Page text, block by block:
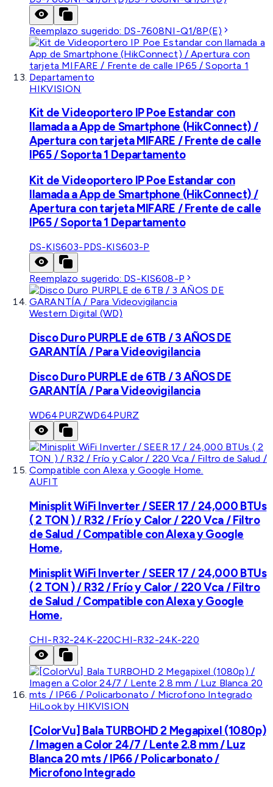
Reemplazo sugerido: DS-7608NI-Q1/8P(E)
HIKVISION
Kit de Videoportero IP Poe Estandar con
llamada a App de Smartphone (HikConnect) /
Apertura con tarjeta MIFARE / Frente de calle
IP65 / Soporta 1 Departamento
Kit de Videoportero IP Poe Estandar con
llamada a App de Smartphone (HikConnect) /
Apertura con tarjeta MIFARE / Frente de calle
IP65 / Soporta 1 Departamento
DS-KIS603-PDS-KIS603-P
Reemplazo sugerido: DS-KIS608-P
Western Digital (WD)
Disco Duro PURPLE de 6TB / 3 AÑOS DE
GARANTÍA / Para Videovigilancia
Disco Duro PURPLE de 6TB / 3 AÑOS DE
GARANTÍA / Para Videovigilancia
WD64PURZWD64PURZ
AUFIT
Minisplit WiFi Inverter / SEER 17 / 24,000 BTUs
( 2 TON ) / R32 / Frío y Calor / 220 Vca / Filtro
de Salud / Compatible con Alexa y Google
Home.
Minisplit WiFi Inverter / SEER 17 / 24,000 BTUs
( 2 TON ) / R32 / Frío y Calor / 220 Vca / Filtro
de Salud / Compatible con Alexa y Google
Home.
CHI-R32-24K-220CHI-R32-24K-220
HiLook by HIKVISION
[ColorVu] Bala TURBOHD 2 Megapixel (1080p)
/ Imagen a Color 24/7 / Lente 2.8 mm / Luz
Blanca 20 mts / IP66 / Policarbonato /
Microfono Integrado